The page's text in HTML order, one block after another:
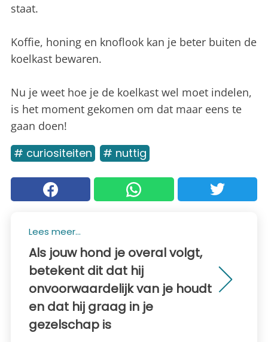
staat.
Koffie, honing en knoflook kan je beter buiten de
koelkast bewaren.
Nu je weet hoe je de koelkast wel moet indelen,
is het moment gekomen om dat maar eens te
gaan doen!
# curiositeiten # nuttig
Lees meer...
Als jouw hond je overal volgt,
betekent dit dat hij
onvoorwaardelijk van je houdt
en dat hij graag in je
gezelschap is